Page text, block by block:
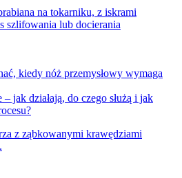
kiedy nóż przemysłowy wymaga
– jak działają, do czego służą i jak